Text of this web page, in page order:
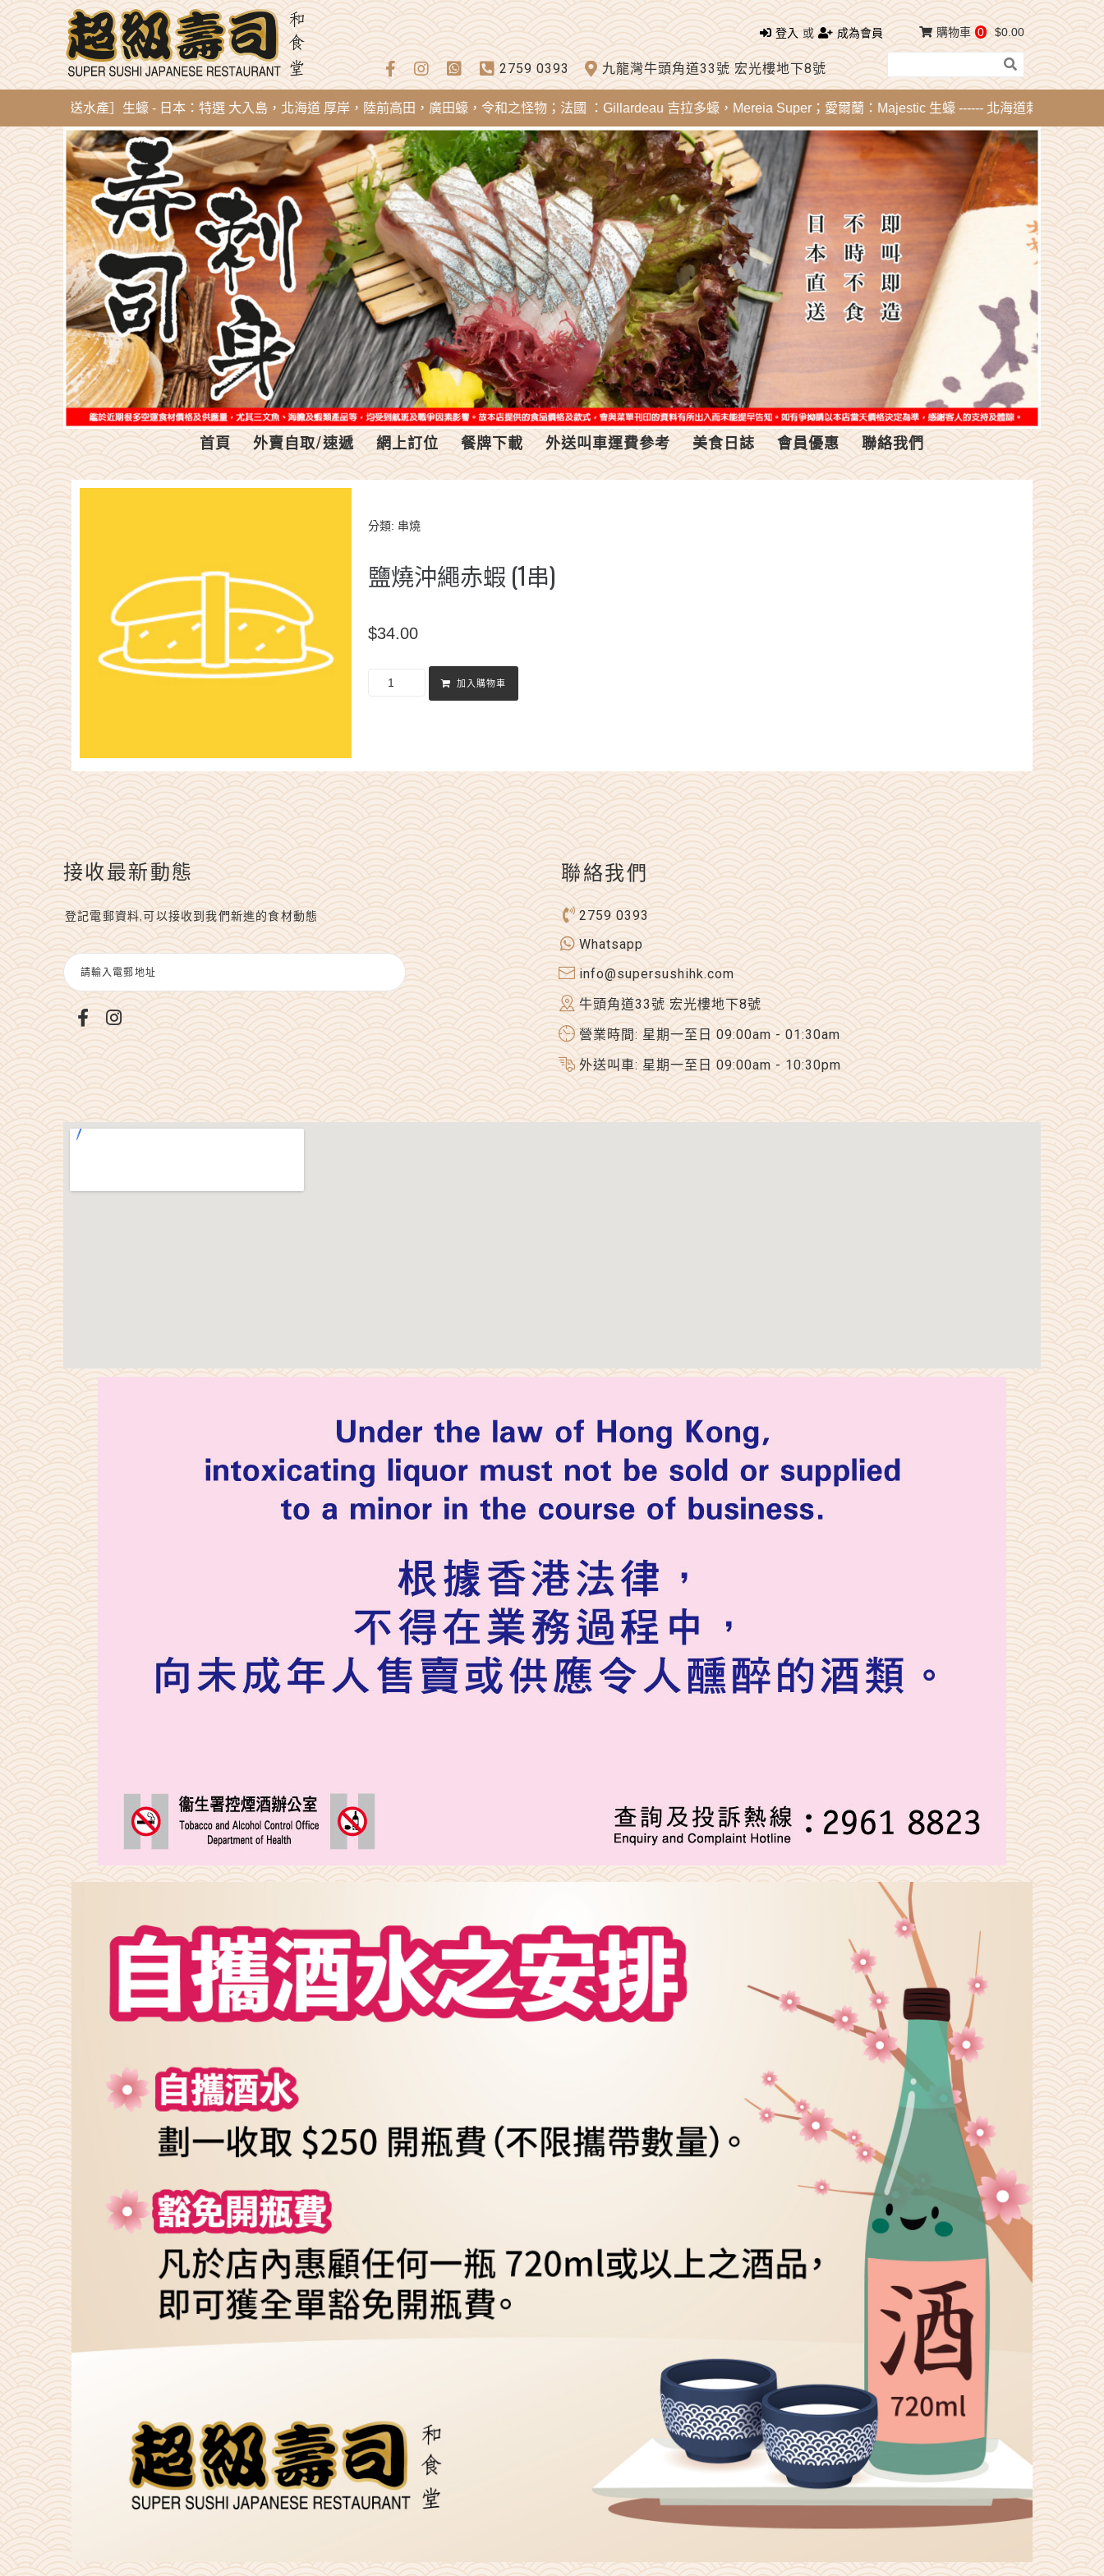
登入 或 成為會員
2759 0393 九龍灣牛頭角道33號 宏光樓地下8號
購物車 0 $0.00
開直送水產］生蠔 - 日本：特選 大入島，北海道 厚岸，陸前高田，廣田蠔，令和之怪物；法國 ：Gillardeau 吉拉多蠔，Mereia Super；愛爾蘭：Majestic 生蠔 ------ 北海道刺身 - 活帶子，
首頁 外賣自取/速遞 網上訂位 餐牌下載 外送叫車運費參考 美食日誌 會員優惠 聯絡我們
分類: 串燒
鹽燒沖繩赤蝦 (1串)
$34.00
加入購物車
接收最新動態
登記電郵資料,可以接收到我們新進的食材動態
聯絡我們
2759 0393
Whatsapp
info@supersushihk.com
牛頭角道33號 宏光樓地下8號
營業時間: 星期一至日 09:00am - 01:30am
外送叫車: 星期一至日 09:00am - 10:30pm